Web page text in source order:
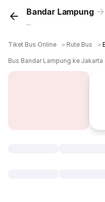
Bandar Lampung
...
Tiket Bus Online ＞ Rute Bus ＞
Bus Bandar Lampung ke Jakarta